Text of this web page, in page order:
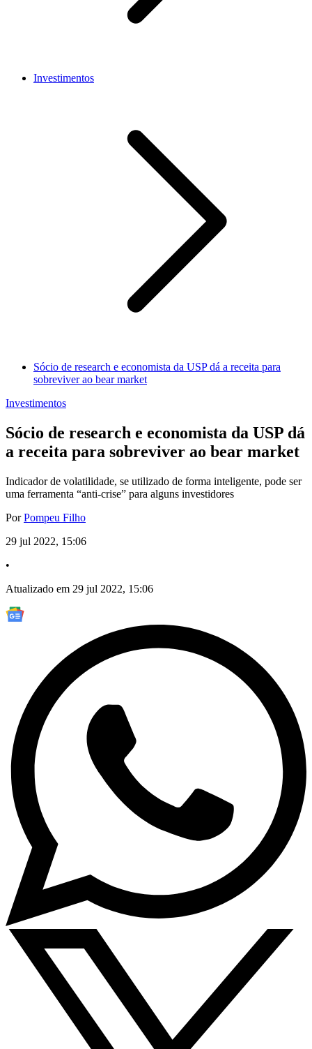
Investimentos
Sócio de research e economista da USP dá a receita para
sobreviver ao bear market
Investimentos
Sócio de research e economista da USP dá
a receita para sobreviver ao bear market
Indicador de volatilidade, se utilizado de forma inteligente, pode ser
uma ferramenta “anti-crise” para alguns investidores
PorPompeu Filho
29 jul 2022, 15:06
•
Atualizado em 29 jul 2022, 15:06